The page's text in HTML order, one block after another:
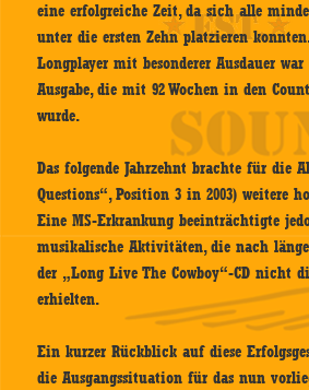
eine erfolgreiche Zeit, da sich alle
unter die ersten Zehn platzieren
Longplayer mit besonderer Ausdauer
Ausgabe, die mit 92 Wochen in den
wurde.
Das folgende Jahrzehnt brachte für die
Questions“, Position 3 in 2003) weitere
Eine MS-Erkrankung beeinträchtigte
musikalische Aktivitäten, die nach
der „Long Live The Cowboy“-CD nicht
erhielten.
Ein kurzer Rückblick auf diese
die Ausgangssituation für das nun